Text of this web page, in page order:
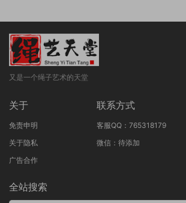
又是一个绳子艺术的天堂
关于
免责申明
关于隐私
广告合作
联系方式
客服QQ：765318179
微信：待添加
全站搜索